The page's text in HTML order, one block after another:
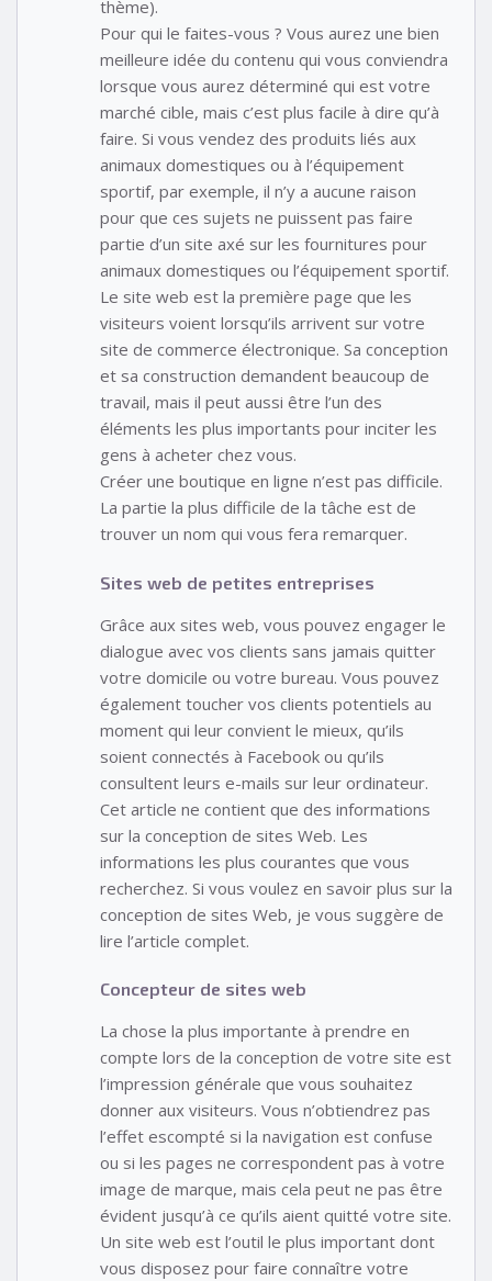
thème).
Pour qui le faites-vous ? Vous aurez une bien
meilleure idée du contenu qui vous conviendra
lorsque vous aurez déterminé qui est votre
marché cible, mais c’est plus facile à dire qu’à
faire. Si vous vendez des produits liés aux
animaux domestiques ou à l’équipement
sportif, par exemple, il n’y a aucune raison
pour que ces sujets ne puissent pas faire
partie d’un site axé sur les fournitures pour
animaux domestiques ou l’équipement sportif.
Le site web est la première page que les
visiteurs voient lorsqu’ils arrivent sur votre
site de commerce électronique. Sa conception
et sa construction demandent beaucoup de
travail, mais il peut aussi être l’un des
éléments les plus importants pour inciter les
gens à acheter chez vous.
Créer une boutique en ligne n’est pas difficile.
La partie la plus difficile de la tâche est de
trouver un nom qui vous fera remarquer.
Sites web de petites entreprises
Grâce aux sites web, vous pouvez engager le
dialogue avec vos clients sans jamais quitter
votre domicile ou votre bureau. Vous pouvez
également toucher vos clients potentiels au
moment qui leur convient le mieux, qu’ils
soient connectés à Facebook ou qu’ils
consultent leurs e-mails sur leur ordinateur.
Cet article ne contient que des informations
sur la conception de sites Web. Les
informations les plus courantes que vous
recherchez. Si vous voulez en savoir plus sur la
conception de sites Web, je vous suggère de
lire l’article complet.
Concepteur de sites web
La chose la plus importante à prendre en
compte lors de la conception de votre site est
l’impression générale que vous souhaitez
donner aux visiteurs. Vous n’obtiendrez pas
l’effet escompté si la navigation est confuse
ou si les pages ne correspondent pas à votre
image de marque, mais cela peut ne pas être
évident jusqu’à ce qu’ils aient quitté votre site.
Un site web est l’outil le plus important dont
vous disposez pour faire connaître votre